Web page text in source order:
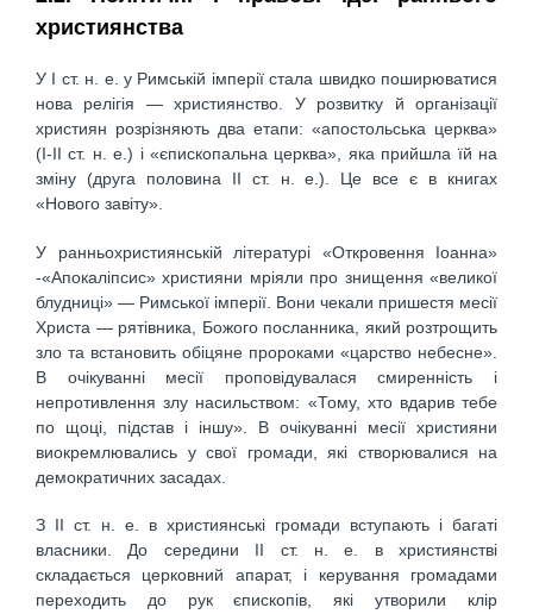
християнства
У І ст. н. е. у Римській імперії стала швидко поширюватися
нова релігія — християнство. У розвитку й організації
християн розрізняють два етапи: «апостольська церква»
(І-ІІ ст. н. е.) і «єпископальна церква», яка прийшла їй на
зміну (друга половина II ст. н. е.). Це все є в книгах
«Нового завіту».
У ранньохристиянській літературі «Откровення Іоанна»
-«Апокаліпсис» християни мріяли про знищення «великої
блудниці» — Римської імперії. Вони чекали пришестя месії
Христа — рятівника, Божого посланника, який розтрощить
зло та встановить обіцяне пророками «царство небесне».
В очікуванні месії проповідувалася смиренність і
непротивлення злу насильством: «Тому, хто вдарив тебе
по щоці, підстав і іншу». В очікуванні месії християни
виокремлювались у свої громади, які створювалися на
демократичних засадах.
З II ст. н. е. в християнські громади вступають і багаті
власники. До середини II ст. н. е. в християнстві
складається церковний апарат, і керування громадами
переходить до рук єпископів, які утворили клір